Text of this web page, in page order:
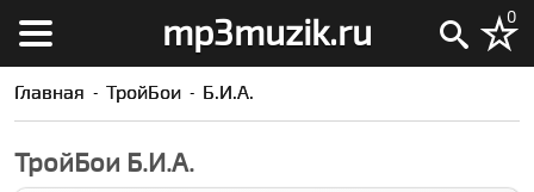
mp3muzik.ru 0
Главная ТройБои Б.И.А.
ТройБои Б.И.А.